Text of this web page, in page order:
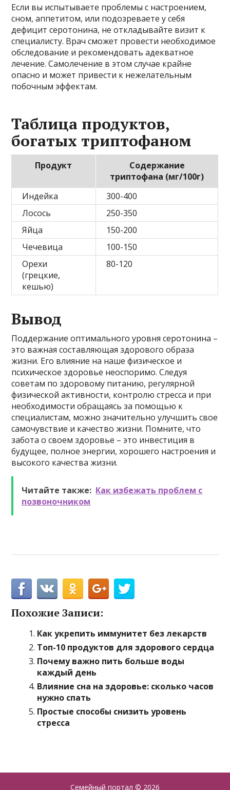
Если вы испытываете проблемы с настроением,
сном, аппетитом, или подозреваете у себя
дефицит серотонина, не откладывайте визит к
специалисту. Врач сможет провести необходимое
обследование и рекомендовать адекватное
лечение. Самолечение в этом случае крайне
опасно и может привести к нежелательным
побочным эффектам.
Таблица продуктов,
богатых триптофаном
Продукт
Содержание
триптофана (мг/100г)
Индейка
300-400
Лосось
250-350
Яйца
150-200
Чечевица
100-150
Орехи
(грецкие,
кешью)
80-120
Вывод
Поддержание оптимального уровня серотонина –
это важная составляющая здорового образа
жизни. Его влияние на наше физическое и
психическое здоровье неоспоримо. Следуя
советам по здоровому питанию, регулярной
физической активности, контролю стресса и при
необходимости обращаясь за помощью к
специалистам, можно значительно улучшить свое
самочувствие и качество жизни. Помните, что
забота о своем здоровье – это инвестиция в
будущее, полное энергии, хорошего настроения и
высокого качества жизни.
Читайте также: Как избежать проблем с
позвоночником
Похожие Записи:
Как укрепить иммунитет без лекарств
Топ-10 продуктов для здорового сердца
Почему важно пить больше воды
каждый день
Влияние сна на здоровье: сколько часов
нужно спать
Простые способы снизить уровень
стресса
Семейный портал © 2026